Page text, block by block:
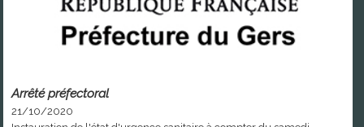
Arrêté préfectoral
21/10/2020